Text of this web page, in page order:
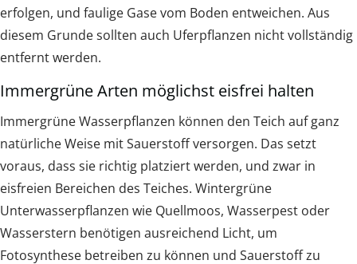
erfolgen, und faulige Gase vom Boden entweichen. Aus
diesem Grunde sollten auch Uferpflanzen nicht vollständig
entfernt werden.
Immergrüne Arten möglichst eisfrei halten
Immergrüne Wasserpflanzen können den Teich auf ganz
natürliche Weise mit Sauerstoff versorgen. Das setzt
voraus, dass sie richtig platziert werden, und zwar in
eisfreien Bereichen des Teiches. Wintergrüne
Unterwasserpflanzen wie Quellmoos, Wasserpest oder
Wasserstern benötigen ausreichend Licht, um
Fotosynthese betreiben zu können und Sauerstoff zu